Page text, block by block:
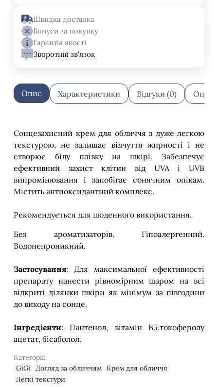
Швидка доставка
Бонуси за покупку
Гарантія якості
Зворотній зв'язок
Опис Характеристики Відгуки (0)
Сонцезахисний крем для обличчя з дуже легкою
текстурою, не залишає відчуття жирності і не
створює білу плівку на шкірі. Забезпечує
ефективний захист клітин від UVA і UVB
випромінювання і запобігає сонячним опікам.
Містить антиоксидантний комплекс.
Рекомендується для щоденного використання.
Без ароматизаторів. Гіпоалергенний.
Водонепроникний.
Застосування: Для максимальної ефективності
препарату нанести рівномірним шаром на всі
відкриті ділянки шкіри як мінімум за півгодини
до виходу на сонце.
Інгредієнти: Пантенол, вітамін В5,токоферолу
ацетат, бісаболол.
Категорії:
GiGi Догляд за обличчям Крем для обличчя
Легкі текстури